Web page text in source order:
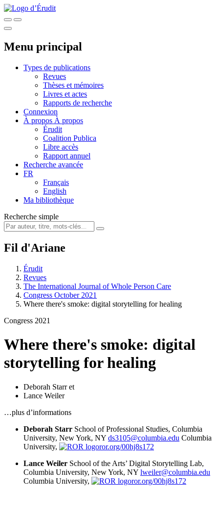
Menu principal
Types de publications
Revues
Thèses et mémoires
Livres et actes
Rapports de recherche
Connexion
À propos À propos
Érudit
Coalition Publica
Libre accès
Rapport annuel
Recherche avancée
FR
Français
English
Ma bibliothèque
Recherche simple
Fil d'Ariane
Érudit
Revues
The International Journal of Whole Person Care
Congress October 2021
Where there's smoke: digital storytelling for healing
Congress 2021
Where there's smoke: digital
storytelling for healing
Deborah Starret
Lance Weiler
…plus d’informations
Deborah Starr School of Professional Studies, Columbia
University, New York, NY ds3105@columbia.edu Columbia
University,
ror.org/00hj8s172
Lance Weiler School of the Arts’ Digital Storytelling Lab,
Columbia University, New York, NY lweiler@columbia.edu
Columbia University,
ror.org/00hj8s172